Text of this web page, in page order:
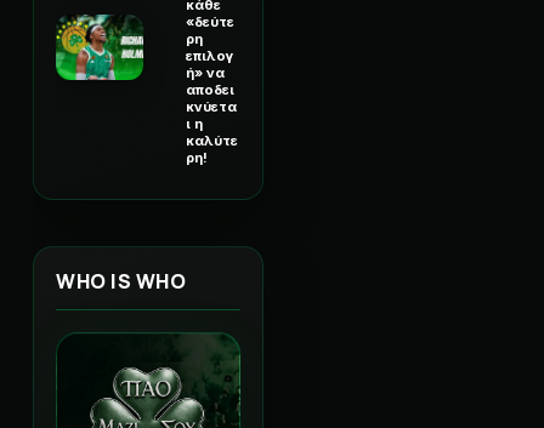
κάθε
«δεύτε
ρη
επιλογ
ή» να
αποδει
κνύετα
ι η
καλύτε
ρη!
WHO IS WHO